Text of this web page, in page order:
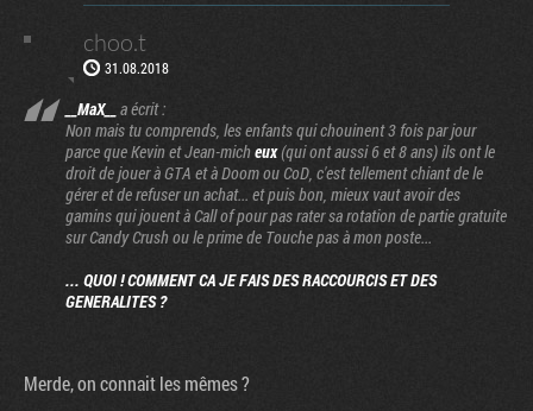
choo.t
31.08.2018
__MaX__
a écrit :
Non mais tu comprends, les enfants qui chouinent 3 fois par jour
parce que Kevin et Jean-mich eux(qui ont aussi 6 et 8 ans) ils ont le
droit de jouer à GTA et à Doom ou CoD, c'est tellement chiant de le
gérer et de refuser un achat... et puis bon, mieux vaut avoir des
gamins qui jouent à Call of pour pas rater sa rotation de partie gratuite
sur Candy Crush ou le prime de Touche pas à mon poste...
... QUOI ! COMMENT CA JE FAIS DES RACCOURCIS ET DES
GENERALITES ?
Merde, on connait les mêmes ?